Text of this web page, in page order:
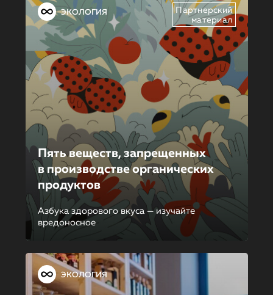
ЭКОЛОГИЯ
Партнерский
материал
Пять веществ, запрещенных
в производстве органических
продуктов
Азбука здорового вкуса — изучайте
вредоносное
ЭКОЛОГИЯ